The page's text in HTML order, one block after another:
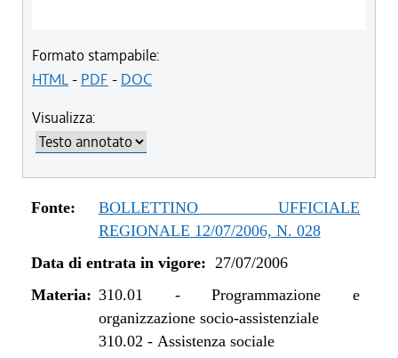
Formato stampabile:
HTML- PDF - DOC
Visualizza:
Fonte:
BOLLETTINO UFFICIALE
REGIONALE 12/07/2006, N. 028
Data di entrata in vigore: 27/07/2006
Materia: 310.01 -Programmazione e
organizzazione socio-assistenziale
310.02 - Assistenza sociale